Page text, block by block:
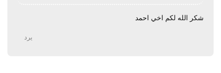
شكر الله لكم اخي احمد
يرد